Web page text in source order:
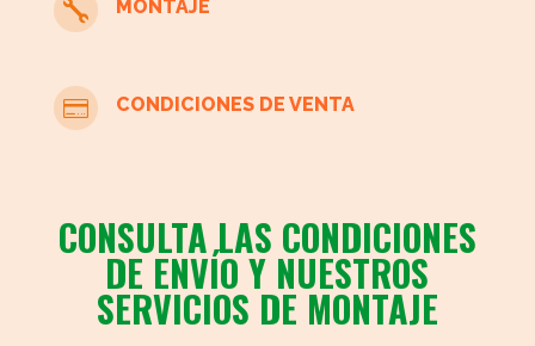
 MONTAJE
 CONDICIONES DE VENTA
CONSULTA LAS CONDICIONES
DE ENVÍO Y NUESTROS
SERVICIOS DE MONTAJE